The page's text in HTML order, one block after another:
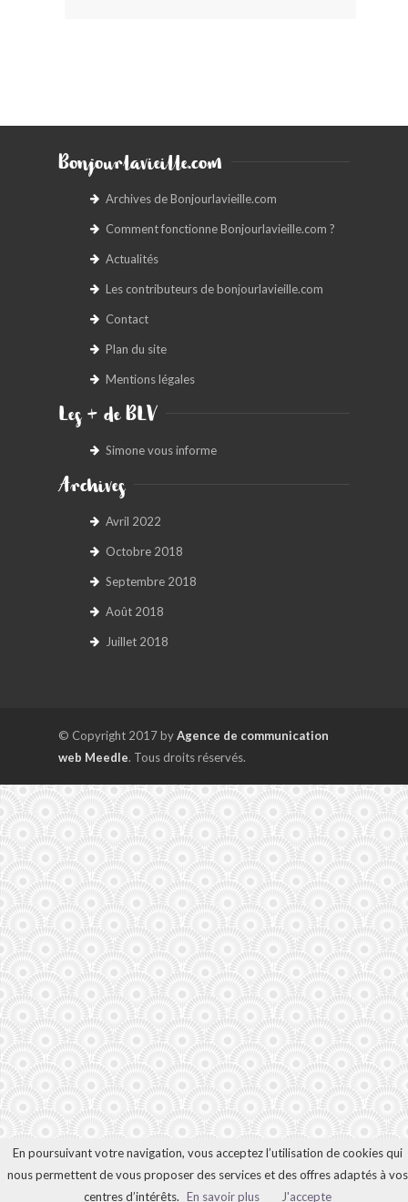
Bonjourlavieille.com
Archives de Bonjourlavieille.com
Comment fonctionne Bonjourlavieille.com ?
Actualités
Les contributeurs de bonjourlavieille.com
Contact
Plan du site
Mentions légales
Les + de BLV
Simone vous informe
Archives
Avril 2022
Octobre 2018
Septembre 2018
Août 2018
Juillet 2018
© Copyright 2017 byAgence de communication
web Meedle. Tous droits réservés.
En poursuivant votre navigation, vous acceptez l’utilisation de cookies qui
nous permettent de vous proposer des services et des offres adaptés à vos
centres d’intérêts. En savoir plus J'accepte